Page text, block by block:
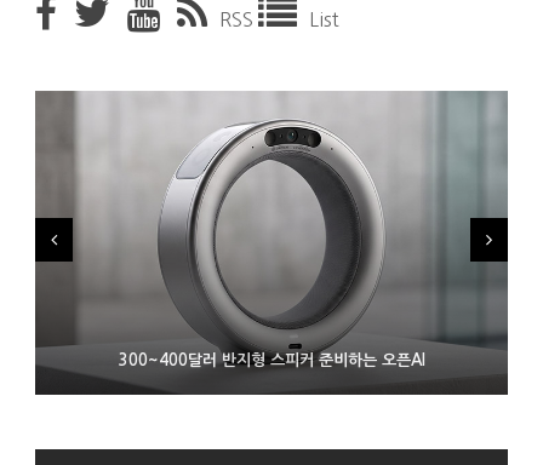
RSS List
300~400달러 반지형 스피커 준비하는 오픈AI
조용히 스팀 프레임 검증 요구사항 바꾼 밸브
9월 4일부터 서비스 접는 안드로이드 장치용 구글 어시스턴트